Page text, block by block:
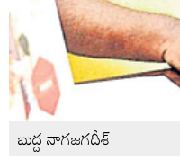
బుద్ద నాగజగదీశ్‌